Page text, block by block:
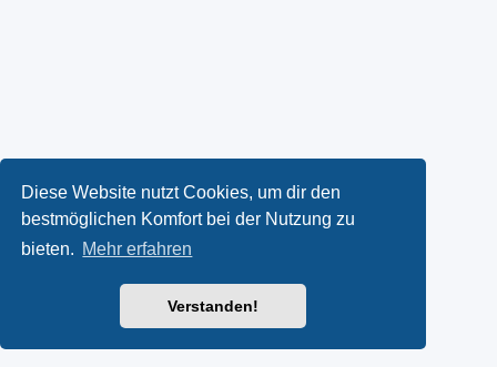
Diese Website nutzt Cookies, um dir den
bestmöglichen Komfort bei der Nutzung zu
bieten. Mehr erfahren
Verstanden!